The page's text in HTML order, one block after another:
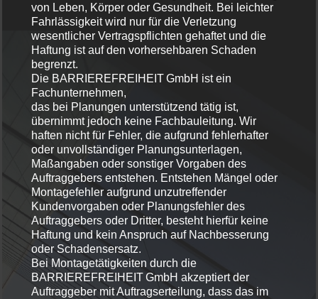
von Leben, Körper oder Gesundheit. Bei leichter
Fahrlässigkeit wird nur für die Verletzung
wesentlicher Vertragspflichten gehaftet und die
Haftung ist auf den vorhersehbaren Schaden
begrenzt.
Die BARRIEREFREIHEIT GmbH ist ein
Fachunternehmen,
das bei Planungen unterstützend tätig ist,
übernimmt jedoch keine Fachbauleitung. Wir
haften nicht für Fehler, die aufgrund fehlerhafter
oder unvollständiger Planungsunterlagen,
Maßangaben oder sonstiger Vorgaben des
Auftraggebers entstehen. Entstehen Mängel oder
Montagefehler aufgrund unzutreffender
Kundenvorgaben oder Planungsfehler des
Auftraggebers oder Dritter, besteht hierfür keine
Haftung und kein Anspruch auf Nachbesserung
oder Schadensersatz.
Bei Montagetätigkeiten durch die
BARRIEREFREIHEIT GmbH akzeptiert der
Auftraggeber mit Auftragserteilung, dass das im